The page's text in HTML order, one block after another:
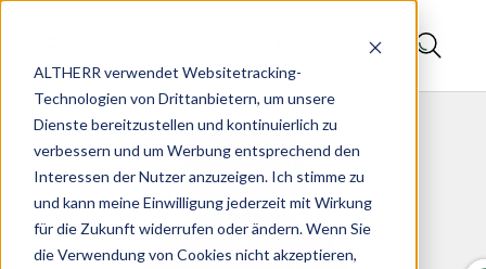
ALTHERR verwendet Websitetracking-
Technologien von Drittanbietern, um unsere
Dienste bereitzustellen und kontinuierlich zu
verbessern und um Werbung entsprechend den
Interessen der Nutzer anzuzeigen. Ich stimme zu
und kann meine Einwilligung jederzeit mit Wirkung
für die Zukunft widerrufen oder ändern. Wenn Sie
die Verwendung von Cookies nicht akzeptieren,